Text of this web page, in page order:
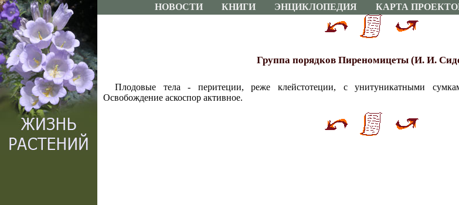
НОВОСТИ КНИГИ ЭНЦИКЛОПЕДИЯ КАРТА
Группа порядков Пиреномицеты (И. И.
Плодовые тела - перитеции, реже клейстотеции, с унитуникатными
Освобождение аскоспор активное.